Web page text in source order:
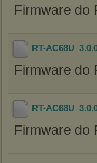
Firmware do
RT-
Firmware do
RT-
Firmware do